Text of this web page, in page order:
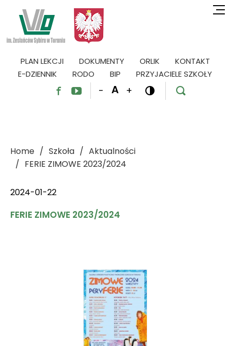
PLAN LEKCJI DOKUMENTY ORLIK
KONTAKT
E-DZIENNIK
RODO BIP PRZYJACIELE SZKOŁY
  - A +  
Home Szkoła
Aktualności
FERIE ZIMOWE 2023/2024
2024-01-22
FERIE ZIMOWE 2023/2024